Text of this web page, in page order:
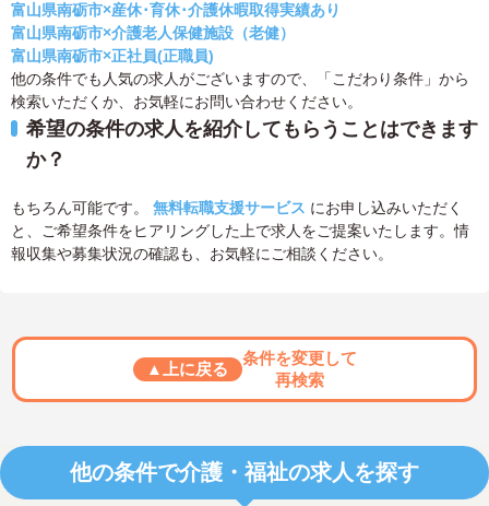
富山県南砺市×産休･育休･介護休暇取得実績あり
富山県南砺市×介護老人保健施設（老健）
富山県南砺市×正社員(正職員)
他の条件でも人気の求人がございますので、「こだわり条件」から
検索いただくか、お気軽にお問い合わせください。
希望の条件の求人を紹介してもらうことはできます
か？
もちろん可能です。 無料転職支援サービス にお申し込みいただく
と、ご希望条件をヒアリングした上で求人をご提案いたします。情
報収集や募集状況の確認も、お気軽にご相談ください。
▲上に戻る
条件を変更して
再検索
他の条件で介護・福祉の求人を探す